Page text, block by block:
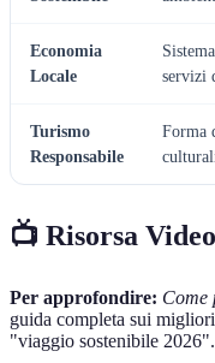
Economia
Locale
servizi
Turismo
Responsabile
Forma
📺 Risorsa Video
Per approfondire: Come
guida completa sui
"viaggio sostenibile 2026".